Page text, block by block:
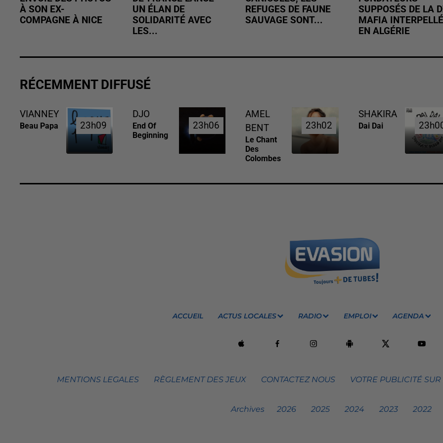
À SON EX-
COMPAGNE À NICE
UN ÉLAN DE
SOLIDARITÉ AVEC
LES...
REFUGES DE FAUNE
SAUVAGE SONT...
SUPPOSÉS DE LA
MAFIA INTERPELLÉ
EN ALGÉRIE
RÉCEMMENT DIFFUSÉ
VIANNEY
Beau Papa 23h09
23h09
DJO
End Of
Beginning
23h06
23h06
AMEL
BENT
Le Chant
Des
Colombes
23h02
23h02
SHAKIRA
Dai Dai
ACCUEIL ACTUS LOCALES RADIO EMPLOI AGENDA
MENTIONS LEGALES RÈGLEMENT DES JEUX CONTACTEZ NOUS VOTRE PUBLICITÉ
Archives 2026 2025 2024 2023 2022